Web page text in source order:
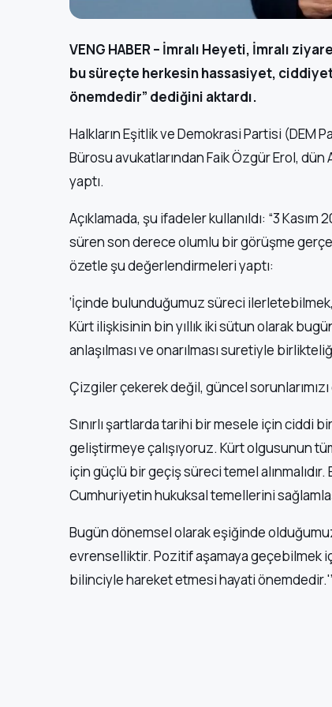
VENG HABER – İmralı Heyeti, İmralı
bu süreçte herkesin hassasiyet,
önemdedir” dediğini aktardı.
Halkların Eşitlik ve Demokrasi Partisi (DEM
Bürosu avukatlarından Faik Özgür Erol, dün
yaptı.
Açıklamada, şu ifadeler kullanıldı: “3
süren son derece olumlu bir görüşme
özetle şu değerlendirmeleri yaptı:
‘İçinde bulunduğumuz süreci
Kürt ilişkisinin bin yıllık iki sütun olarak
anlaşılması ve onarılması suretiyle
Çizgiler çekerek değil, güncel
Sınırlı şartlarda tarihi bir mesele için ciddi
geliştirmeye çalışıyoruz. Kürt olgusunun
için güçlü bir geçiş süreci temel
Cumhuriyetin hukuksal temellerini
Bugün dönemsel olarak eşiğinde
evrenselliktir. Pozitif aşamaya geçebilmek
bilinciyle hareket etmesi hayati